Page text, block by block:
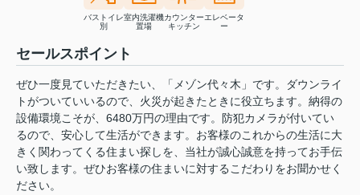
バストイレ
別
室内洗濯機
置場
カウンター
キッチン
エレベータ
ー
セールスポイント
ぜひ一度見ていただきたい、「メゾン代々木」です。ダウンライ
トがついていいるので、火災が起きたときに役立ちます。納得の
設備環境こそが、6480万円の理由です。防犯カメラが付いてい
るので、安心して生活ができます。お客様のこれからの生活に大
きく関わってくる住まい探しを、当社が誠心誠意を持ってお手伝
い致します。ぜひお客様の住まいに対するこだわりをお聞かせく
ださい。